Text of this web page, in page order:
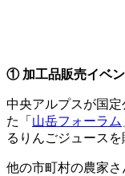
① 加工品販売イベン
中央アルプスが国
た「 山岳フォーラム
るりんごジュースを
他の市町村の農家